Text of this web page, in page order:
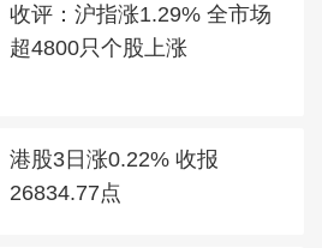
收评：沪指涨1.29% 全市场
超4800只个股上涨
港股3日涨0.22% 收报
26834.77点